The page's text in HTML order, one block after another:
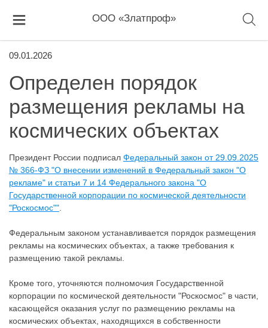
ООО «Златпроф»
09.01.2026
Определен порядок
размещения рекламы на
космических объектах
Президент России подписал Федеральный закон от 29.09.2025
№ 366-ФЗ "О внесении изменений в Федеральный закон "О
рекламе" и статьи 7 и 14 Федерального закона "О
Государственной корпорации по космической деятельности
"Роскосмос""
Федеральным законом устанавливается порядок размещения
рекламы на космических объектах, а также требования к
размещению такой рекламы.
Кроме того, уточняются полномочия Государственной
корпорации по космической деятельности "Роскосмос" в части,
касающейся оказания услуг по размещению рекламы на
космических объектах, находящихся в собственности